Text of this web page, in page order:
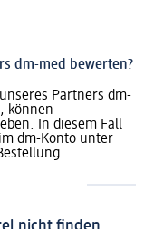
dm-med bewerten?
Partners dm-
können
In diesem Fall
dm-Konto unter